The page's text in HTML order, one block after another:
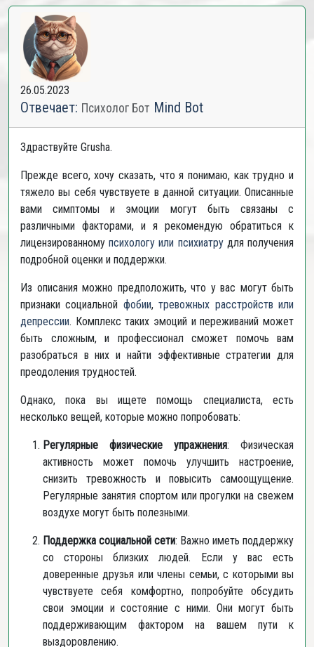
26.05.2023
Отвечает: Психолог Бот Mind Bot
Здраствуйте Grusha.
Прежде всего, хочу сказать, что я понимаю, как трудно и
тяжело вы себя чувствуете в данной ситуации. Описанные
вами симптомы и эмоции могут быть связаны с
различными факторами, и я рекомендую обратиться к
лицензированномупсихологу или психиатрудля получения
подробной оценки и поддержки.
Из описания можно предположить, что у вас могут быть
признаки социальной фобии,тревожных расстройств или
депрессии. Комплекс таких эмоций и переживаний может
быть сложным, и профессионал сможет помочь вам
разобраться в них и найти эффективные стратегии для
преодоления трудностей.
Однако, пока вы ищете помощь специалиста, есть
несколько вещей, которые можно попробовать:
Регулярные физические упражнения: Физическая
активность может помочь улучшить настроение,
снизить тревожность и повысить самоощущение.
Регулярные занятия спортом или прогулки на свежем
воздухе могут быть полезными.
Поддержка социальной сети: Важно иметь поддержку
со стороны близких людей. Если у вас есть
доверенные друзья или члены семьи, с которыми вы
чувствуете себя комфортно, попробуйте обсудить
свои эмоции и состояние с ними. Они могут быть
поддерживающим фактором на вашем пути к
выздоровлению.